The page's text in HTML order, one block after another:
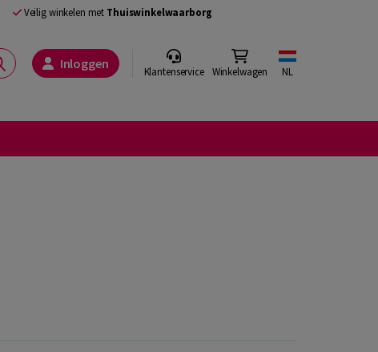
Veilig winkelen met Thuiswinkelwaarborg
Inloggen Klantenservice Winkelwagen NL